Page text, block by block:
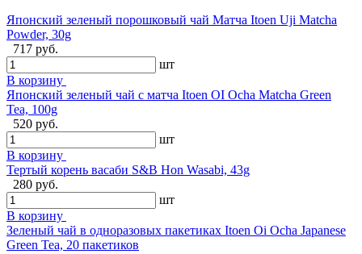
Японский зеленый порошковый чай Матча Itoen Uji Matcha
Powder, 30g
717 руб.
шт
В корзину
Японский зеленый чай с матча Itoen OI Ocha Matcha Green
Tea, 100g
520 руб.
шт
В корзину
Тертый корень васаби S&B Hon Wasabi, 43g
280 руб.
шт
В корзину
Зеленый чай в одноразовых пакетиках Itoen Oi Ocha Japanese
Green Tea, 20 пакетиков